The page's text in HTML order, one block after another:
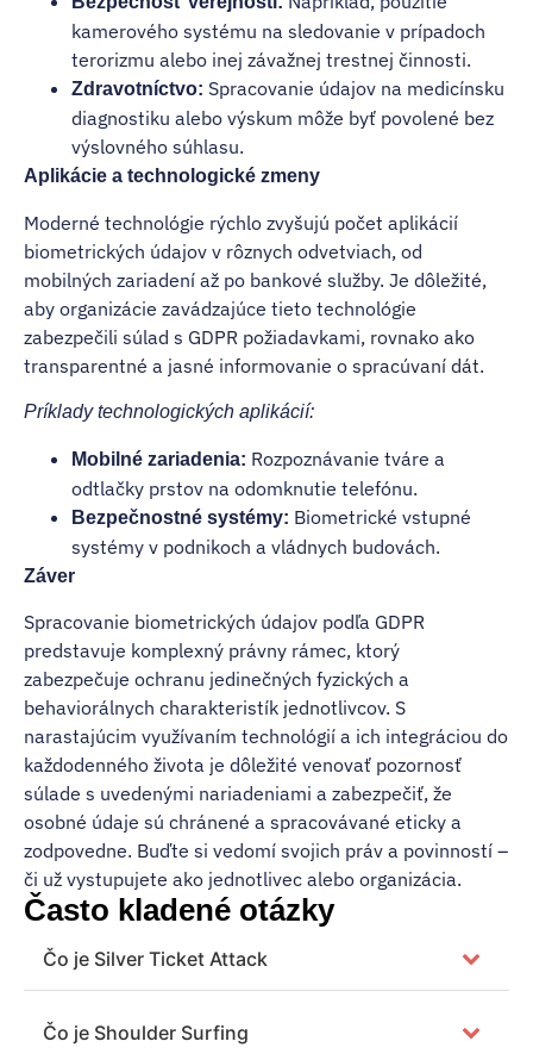
kamerového systému na sledovanie v prípadoch
terorizmu alebo inej závažnej trestnej činnosti.
Zdravotníctvo: Spracovanie údajov na medicínsku
diagnostiku alebo výskum môže byť povolené bez
výslovného súhlasu.
Aplikácie a technologické zmeny
Moderné technológie rýchlo zvyšujú počet aplikácií
biometrických údajov v rôznych odvetviach, od
mobilných zariadení až po bankové služby. Je dôležité,
aby organizácie zavádzajúce tieto technológie
zabezpečili súlad s GDPR požiadavkami, rovnako ako
transparentné a jasné informovanie o spracúvaní dát.
Príklady technologických aplikácií:
Mobilné zariadenia: Rozpoznávanie tváre a
odtlačky prstov na odomknutie telefónu.
Bezpečnostné systémy: Biometrické vstupné
systémy v podnikoch a vládnych budovách.
Záver
Spracovanie biometrických údajov podľa GDPR
predstavuje komplexný právny rámec, ktorý
zabezpečuje ochranu jedinečných fyzických a
behaviorálnych charakteristík jednotlivcov. S
narastajúcim využívaním technológií a ich integráciou do
každodenného života je dôležité venovať pozornosť
súlade s uvedenými nariadeniami a zabezpečiť, že
osobné údaje sú chránené a spracovávané eticky a
zodpovedne. Buďte si vedomí svojich práv a povinností –
či už vystupujete ako jednotlivec alebo organizácia.
Často kladené otázky
Čo je Silver Ticket Attack
Čo je Shoulder Surfing